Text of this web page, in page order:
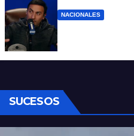
NACIONALES
SUCESOS